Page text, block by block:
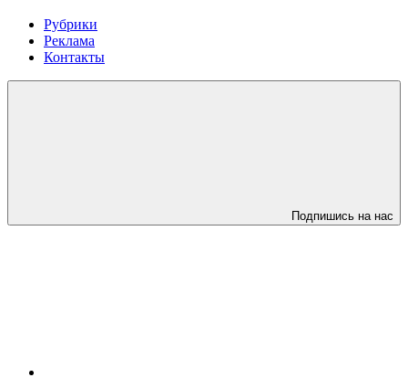
Рубрики
Реклама
Контакты
Подпишись на нас